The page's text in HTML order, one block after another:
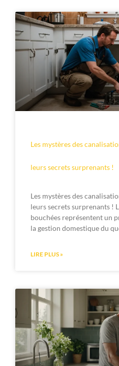
Les mystères des
leurs secrets surprenants !
Les mystères des
leurs secrets surprenants !
bouchées représentent un
la gestion domestique du
LIRE PLUS »